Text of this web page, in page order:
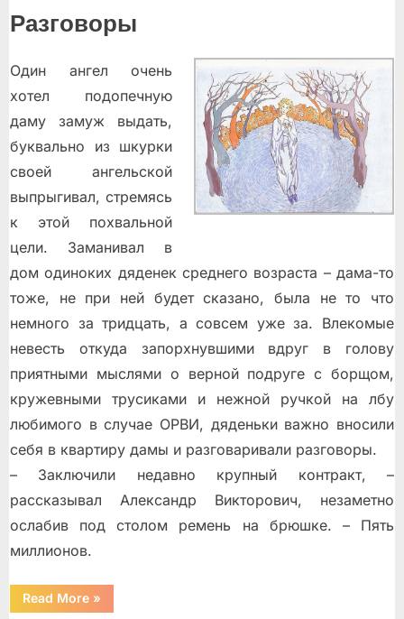
Разговоры
Один ангел очень
хотел подопечную
даму замуж выдать,
буквально из шкурки
своей ангельской
выпрыгивал, стремясь
к этой похвальной
цели. Заманивал в
дом одиноких дяденек среднего возраста – дама-то
тоже, не при ней будет сказано, была не то что
немного за тридцать, а совсем уже за. Влекомые
невесть откуда запорхнувшими вдруг в голову
приятными мыслями о верной подруге с борщом,
кружевными трусиками и нежной ручкой на лбу
любимого в случае ОРВИ, дяденьки важно вносили
себя в квартиру дамы и разговаривали разговоры.
– Заключили недавно крупный контракт, –
рассказывал Александр Викторович, незаметно
ослабив под столом ремень на брюшке. – Пять
миллионов.
Read More“Ангелы
и
»